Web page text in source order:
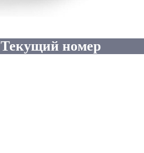
Текущий номер